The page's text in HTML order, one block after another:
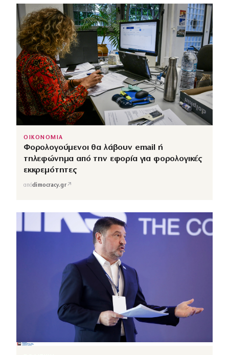
ΟΙΚΟΝΟΜΙΑ
Φορολογούμενοι θα λάβουν email ή
τηλεφώνημα από την εφορία για φορολογικές
εκκρεμότητες
απόdimocracy.gr↗